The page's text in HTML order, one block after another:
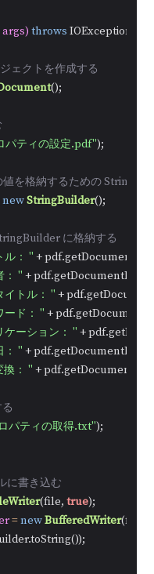
throws IOException {
ェクトを作成する
();
パティの設定.pdf");
を格納するための
newStringBuilder();
に格納する
ル： " +
： " +
イトル： " +
ード： " +
ケーション： " +
： " +
換： " +
パティの取得.txt");
に書き込む
(file, true);
=newBufferedWriter